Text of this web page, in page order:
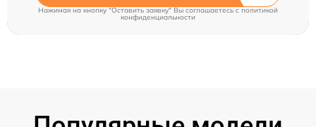
Нажимая на кнопку "Оставить заявку" Вы соглашаетесь c политикой
конфиденциальности